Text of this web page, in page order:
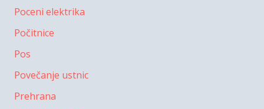
Poceni elektrika
Počitnice
Pos
Povečanje ustnic
Prehrana